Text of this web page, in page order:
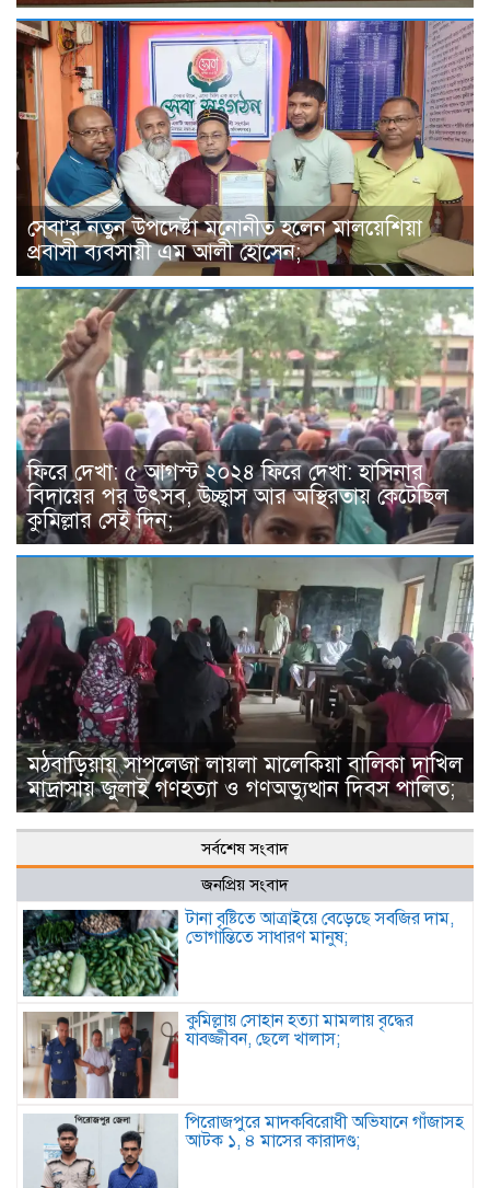
সেবা’র নতুন উপদেষ্টা মনোনীত হলেন মালয়েশিয়া
প্রবাসী ব্যবসায়ী এম আলী হোসেন;
ফিরে দেখা: ৫ আগস্ট ২০২৪ ফিরে দেখা: হাসিনার
বিদায়ের পর উৎসব, উচ্ছ্বাস আর অস্থিরতায় কেটেছিল
কুমিল্লার সেই দিন;
মঠবাড়িয়ায় সাপলেজা লায়লা মালেকিয়া বালিকা দাখিল
মাদ্রাসায় জুলাই গণহত্যা ও গণঅভ্যুত্থান দিবস পালিত;
সর্বশেষ সংবাদ
জনপ্রিয় সংবাদ
টানা বৃষ্টিতে আত্রাইয়ে বেড়েছে সবজির দাম,
ভোগান্তিতে সাধারণ মানুষ;
কুমিল্লায় সোহান হত্যা মামলায় বৃদ্ধের
যাবজ্জীবন, ছেলে খালাস;
পিরোজপুরে মাদকবিরোধী অভিযানে গাঁজাসহ
আটক ১, ৪ মাসের কারাদণ্ড;